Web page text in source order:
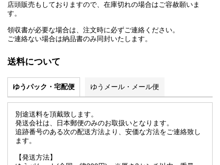
店頭販売もしておりますので、在庫切れの場合はご容赦願いま
す。
領収書が必要な場合は、注文時に必ずご連絡ください。
ご連絡ない場合は納品書のみ同封いたします。
送料について
ゆうパック・宅配便 ゆうメール・メール便
別途送料を頂戴致します。
発送会社は、日本郵便のみのお取扱いとなります。
追跡番号のある次の配送方法より、安価な方法をご連絡致し
ます。
【発送方法】